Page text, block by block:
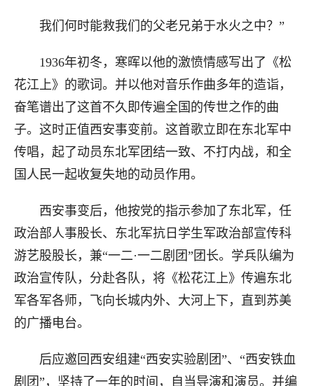
我们何时能救我们的父老兄弟于水火之中？”
1936年初冬，寒晖以他的激愤情感写出了《松
花江上》的歌词。并以他对音乐作曲多年的造诣，
奋笔谱出了这首不久即传遍全国的传世之作的曲
子。这时正值西安事变前。这首歌立即在东北军中
传唱，起了动员东北军团结一致、不打内战，和全
国人民一起收复失地的动员作用。
西安事变后，他按党的指示参加了东北军，任
政治部人事股长、东北军抗日学生军政治部宣传科
游艺股股长，兼“一二·一二剧团”团长。学兵队编为
政治宣传队，分赴各队，将《松花江上》传遍东北
军各军各师，飞向长城内外、大河上下，直到苏美
的广播电台。
后应邀回西安组建“西安实验剧团”、“西安铁血
剧团”，坚持了一年的时间，自当导演和演员。并编